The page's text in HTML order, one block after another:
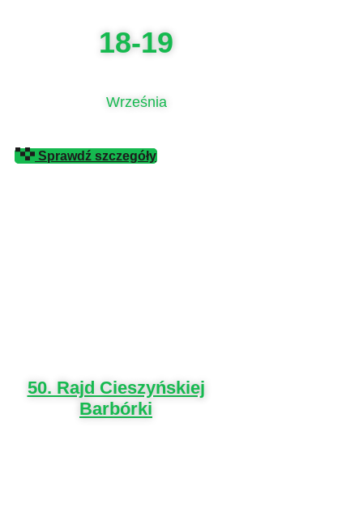
18-19
Września
Sprawdź szczegóły
50. Rajd Cieszyńskiej
Barbórki